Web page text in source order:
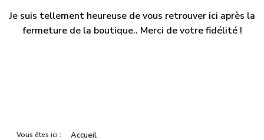
Je suis tellement heureuse de vous retrouver ici après la
fermeture de la boutique.. Merci de votre fidélité !
Vous êtes ici : Accueil